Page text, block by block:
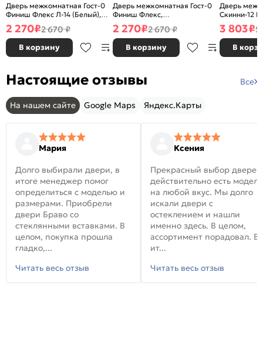
Дверь межкомнатная Гост-0
Финиш Флекс Л-14 (Белый),
глухая, каркасно-щитовая
2 270₽2 670 ₽
В корзину
Дверь межкомнатная Гост-0
Финиш Флекс,
Ламинированные Л-11
(ИталОрех), глухая, каркасно-
щитовая
2 270₽2 670 ₽
В корзину
Дверь
Скинни-12
глухая,
3 803₽5
В
Настоящие отзывы Все
На нашем сайте Google Maps Яндекс.Карты
Мария
Долго выбирали двери, в
итоге менеджер помог
определиться с моделью и
размерами. Приобрели
двери Браво со
стеклянными вставками. В
целом, покупка прошла
гладко,...
Читать весь отзыв
Ксения
Прекрасный выбор
действительно есть модели
на любой вкус. Мы долго
искали двери с
остеклением и нашли
именно здесь. В целом,
ассортимент порадовал. В
ит...
Читать весь отзыв